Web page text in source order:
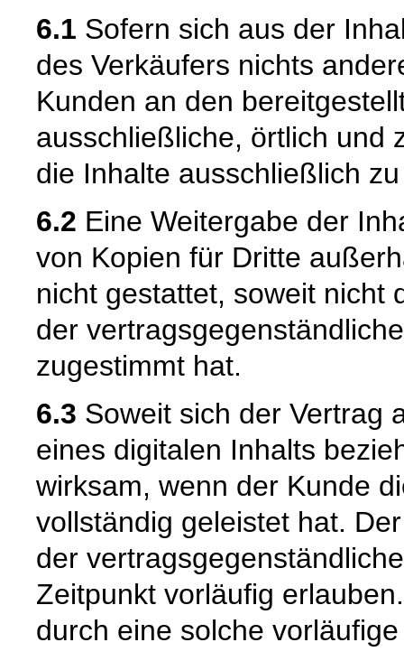
6.1 Sofern sich aus der
des Verkäufers nichts
Kunden an den
ausschließliche, örtlich und
die Inhalte ausschließlich
6.2 Eine Weitergabe der
von Kopien für Dritte
nicht gestattet, soweit nicht
der
zugestimmt hat.
6.3 Soweit sich der Vertrag
eines digitalen Inhalts
wirksam, wenn der Kunde
vollständig geleistet hat.
der
Zeitpunkt vorläufig
durch eine solche